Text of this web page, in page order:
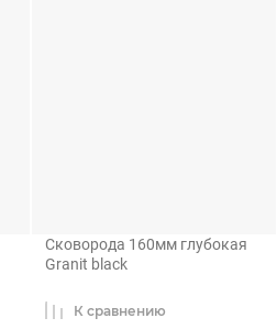
Сковорода 160мм глубокая
Granit black
К сравнению